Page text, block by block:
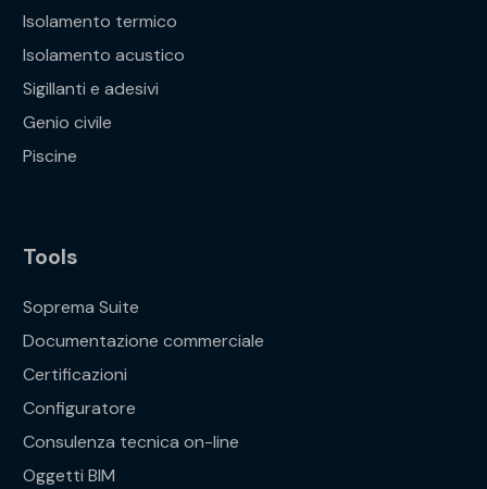
Isolamento termico
Isolamento acustico
Sigillanti e adesivi
Genio civile
Piscine
Tools
Soprema Suite
Documentazione commerciale
Certificazioni
Configuratore
Consulenza tecnica on-line
Oggetti BIM